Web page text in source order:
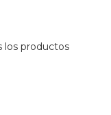
los productos